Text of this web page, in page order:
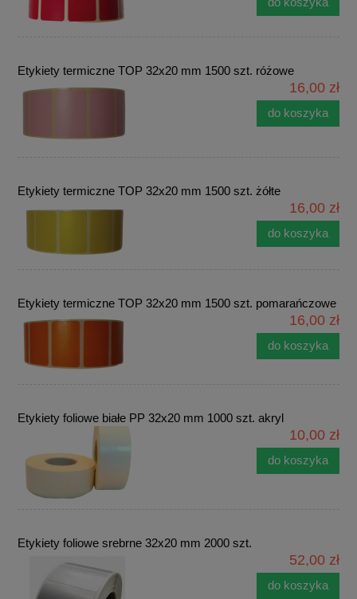
Etykiety termiczne TOP 32x20 mm 1500 szt. różowe
16,00 zł
do koszyka
Etykiety termiczne TOP 32x20 mm 1500 szt. żółte
16,00 zł
do koszyka
Etykiety termiczne TOP 32x20 mm 1500 szt. pomarańczowe
16,00 zł
do koszyka
Etykiety foliowe białe PP 32x20 mm 1000 szt. akryl
10,00 zł
do koszyka
Etykiety foliowe srebrne 32x20 mm 2000 szt.
52,00 zł
do koszyka